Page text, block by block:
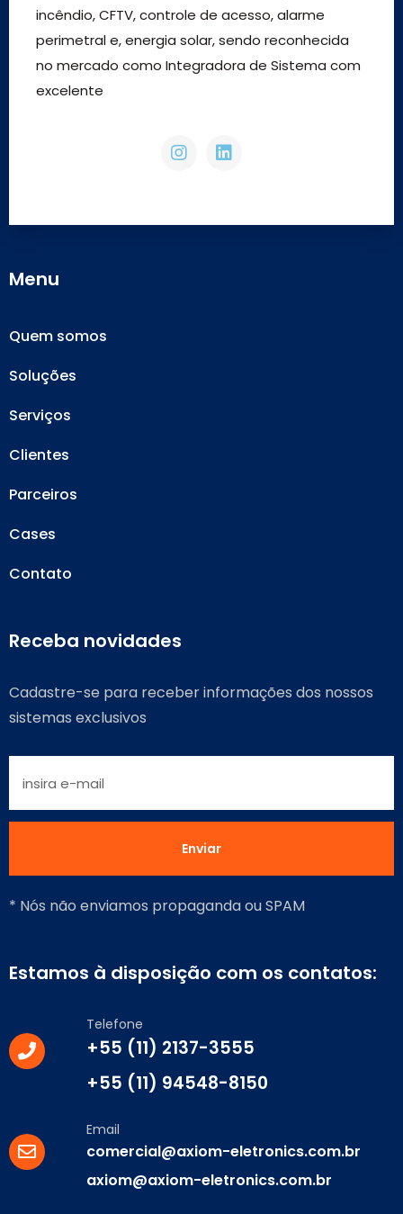
incêndio, CFTV, controle de acesso, alarme
perimetral e, energia solar, sendo reconhecida
no mercado como Integradora de Sistema com
excelente
Menu
Quem somos
Soluções
Serviços
Clientes
Parceiros
Cases
Contato
Receba novidades
Cadastre-se para receber informações dos nossos
sistemas exclusivos
* Nós não enviamos propaganda ou SPAM
Estamos à disposição com os contatos:
Telefone
+55 (11) 2137-3555
+55 (11) 94548-8150
Email
comercial@axiom-eletronics.com.br
axiom@axiom-eletronics.com.br